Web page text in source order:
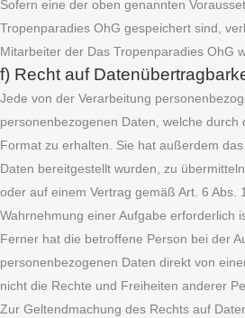
Sofern eine der oben genannten
Tropenparadies OhG gespeichert sind,
Mitarbeiter der Das Tropenparadies OhG
f) Recht auf
Jede von der Verarbeitung
personenbezogenen Daten, welche
Format zu erhalten. Sie hat außerdem
Daten bereitgestellt wurden, zu
oder auf einem Vertrag gemäß Art. 6
Wahrnehmung einer Aufgabe erforderlich
Ferner hat die betroffene Person bei der
personenbezogenen Daten direkt von
nicht die Rechte und Freiheiten anderer
Zur Geltendmachung des Rechts auf